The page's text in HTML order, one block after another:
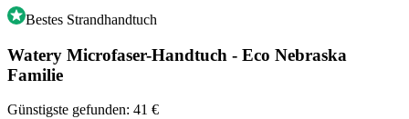
Bestes Strandhandtuch
Watery Microfaser-Handtuch - Eco Nebraska
Familie
Günstigste gefunden: 41 €